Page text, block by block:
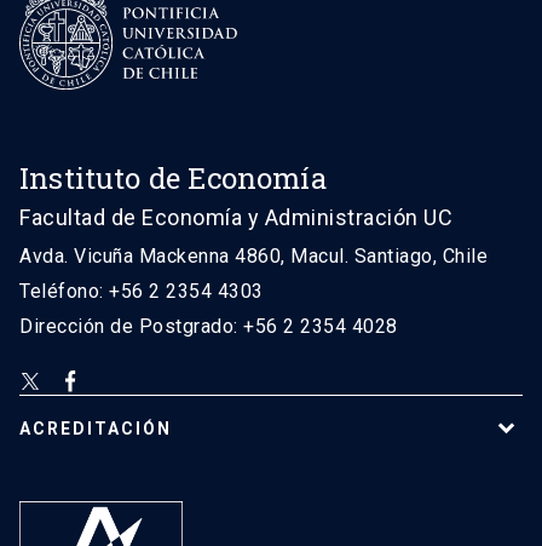
Instituto de Economía
Facultad de Economía y Administración UC
Avda. Vicuña Mackenna 4860, Macul. Santiago, Chile
Teléfono: +56 2 2354 4303
Dirección de Postgrado: +56 2 2354 4028
ACREDITACIÓN